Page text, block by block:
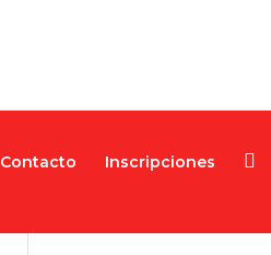
Contacto Inscripciones